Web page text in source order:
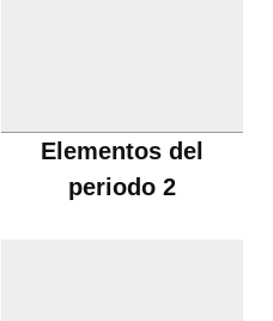
Elementos del
periodo 2